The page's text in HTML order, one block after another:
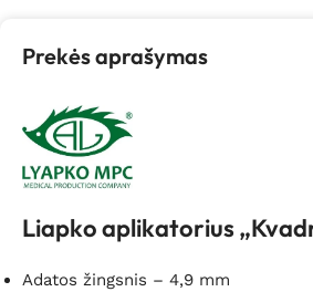
Prekės aprašymas
Liapko aplikatorius
Adatos žingsnis – 4,9 mm